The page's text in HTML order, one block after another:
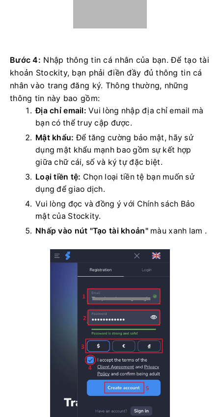
Bước 4:Nhập thông tin cá nhân của bạn. Để tạo tài
khoản Stockity, bạn phải điền đầy đủ thông tin cá
nhân vào trang đăng ký. Thông thường, những
thông tin này bao gồm:
Địa chỉ email:Vui lòng nhập địa chỉ email mà
Mật khẩu:
Để tăng cường bảo mật, hãy sử
dụng mật khẩu mạnh bao gồm sự kết hợp
giữa chữ cái, số và ký tự đặc biệt.
Chọn loại tiền tệ bạn muốn sử
dụng để giao dịch.
Vui lòng đọc và đồng ý với Chính sách Bảo
mật của Stockity.
Nhấp vào nút "Tạo tài khoản"màu xanh lam